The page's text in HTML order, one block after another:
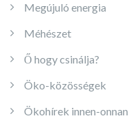
Megújuló energia
Méhészet
Ő hogy csinálja?
Öko-közösségek
Ökohírek innen-onnan